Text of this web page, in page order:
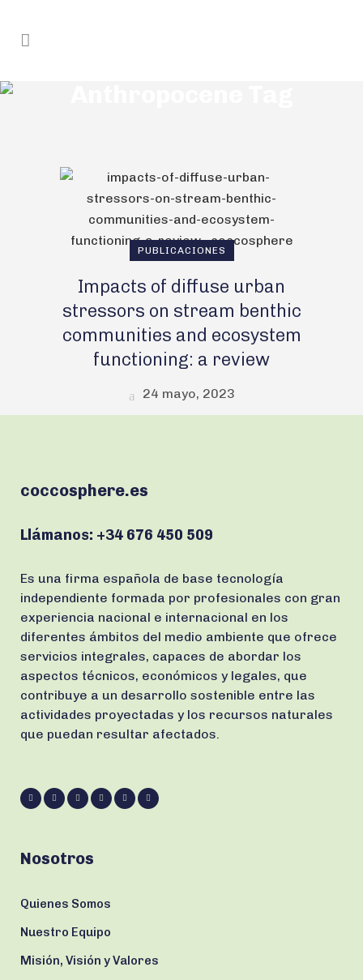
PUBLICACIONES
Impacts of diffuse urban
stressors on stream benthic
communities and ecosystem
functioning: a review
24 mayo, 2023
coccosphere.es
Llámanos: +34 676 450 509
Es una firma española de base tecnología
independiente formada por profesionales con gran
experiencia nacional e internacional en los
diferentes ámbitos del medio ambiente que ofrece
servicios integrales, capaces de abordar los
aspectos técnicos, económicos y legales, que
contribuye a un desarrollo sostenible entre las
actividades proyectadas y los recursos naturales
que puedan resultar afectados.
Nosotros
Quienes Somos
Nuestro Equipo
Misión, Visión y Valores